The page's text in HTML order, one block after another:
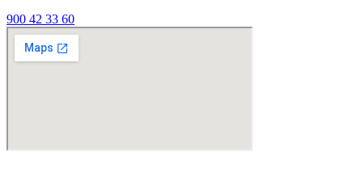
900 42 33 60